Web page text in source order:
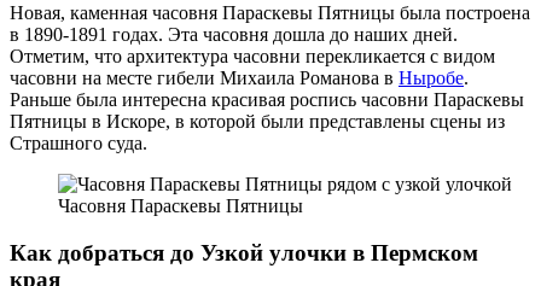
Новая, каменная часовня Параскевы Пятницы была построена
в 1890-1891 годах. Эта часовня дошла до наших дней.
Отметим, что архитектура часовни перекликается с видом
часовни на месте гибели Михаила Романова в Ныробе.
Раньше была интересна красивая роспись часовни Параскевы
Пятницы в Искоре, в которой были представлены сцены из
Страшного суда.
Часовня Параскевы Пятницы
Как добраться до Узкой улочки в Пермском
края